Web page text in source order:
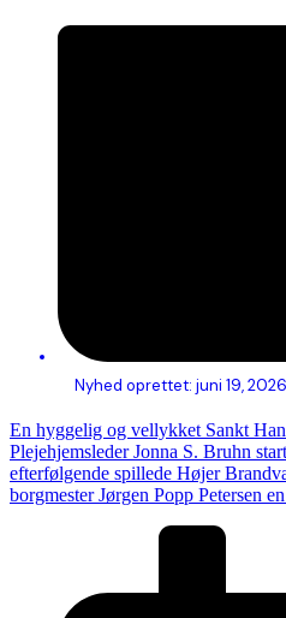
Nyhed oprettet: juni 19, 2026
En hyggelig og vellykket Sankt
Plejehjemsleder Jonna S. Bruhn
efterfølgende spillede Højer
borgmester Jørgen Popp Petersen